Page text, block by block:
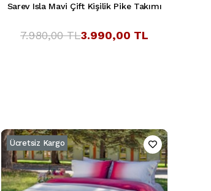
Sarev Isla Mavi Çift Kişilik Pike Takımı
3.990,00 TL
7.980,00 TL
Ücretsiz Kargo